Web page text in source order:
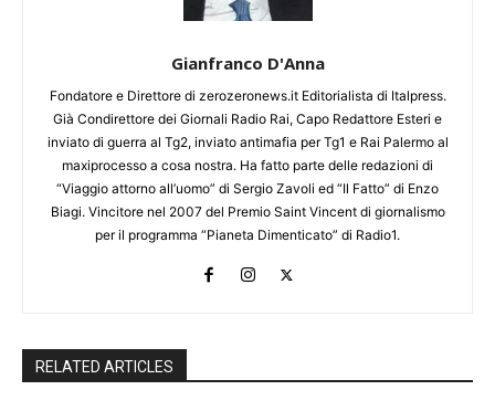
Gianfranco D'Anna
Fondatore e Direttore di zerozeronews.it Editorialista di Italpress.
Già Condirettore dei Giornali Radio Rai, Capo Redattore Esteri e
inviato di guerra al Tg2, inviato antimafia per Tg1 e Rai Palermo al
maxiprocesso a cosa nostra. Ha fatto parte delle redazioni di
“Viaggio attorno all’uomo” di Sergio Zavoli ed “Il Fatto” di Enzo
Biagi. Vincitore nel 2007 del Premio Saint Vincent di giornalismo
per il programma “Pianeta Dimenticato” di Radio1.
RELATED ARTICLES